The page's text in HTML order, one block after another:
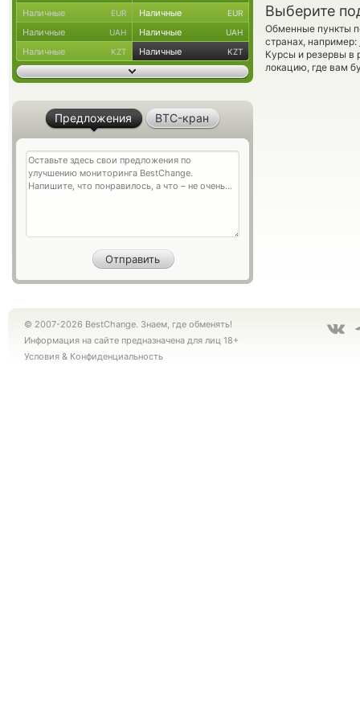
Выберите
Обменные пункты
странах, например:
Курсы и резервы в
локацию, где вам
Наличные EUR Наличные EUR
Наличные UAH Наличные UAH
Наличные KZT Наличные KZT
Предложения BTC-кран
© 2007-2026 BestChange. Знаем, где обменять!
Информация на сайте предназначена для лиц 18+
Условия & Конфиденциальность